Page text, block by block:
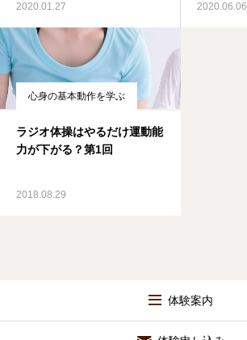
2020.01.27 2020.06.06
心身の基本動作を学ぶ
ラジオ体操はやるだけ運動能
力が下がる？第1回
2018.08.29
体験案内